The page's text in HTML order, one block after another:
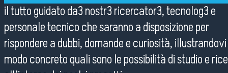
il tutto guidato da3 nostr3 ricercator3, tecnolog3 e
personale tecnico che saranno a disposizione per
rispondere a dubbi, domande e curiosità,
modo concreto quali sono le possibilità di studio e